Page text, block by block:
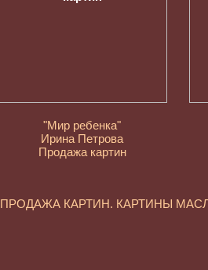
"Мир ребенка"
Ирина Петрова
Продажа картин
ПРОДАЖА КАРТИН. КАРТИНЫ